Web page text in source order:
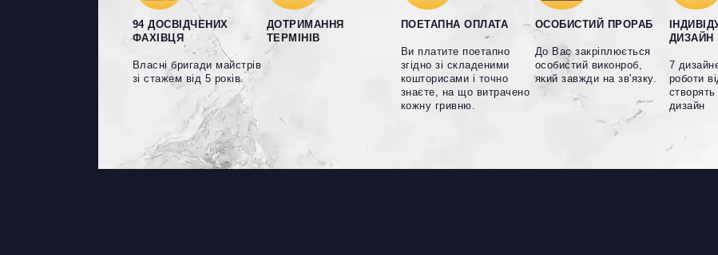
94 ДОСВІДЧЕНИХ
ФАХІВЦЯ
Власні бригади майстрів
зі стажем від 5 років.
ДОТРИМАННЯ
ТЕРМІНІВ
ПОЕТАПНА ОПЛАТА
Ви платите поетапно
згідно зі складеними
кошторисами і точно
знаєте, на що витрачено
кожну гривню.
ОСОБИСТИЙ ПРОРАБ
До Вас закріплюється
особистий виконроб,
який завжди на зв'язку.
ДИЗАЙН
7
роботи
дизайн